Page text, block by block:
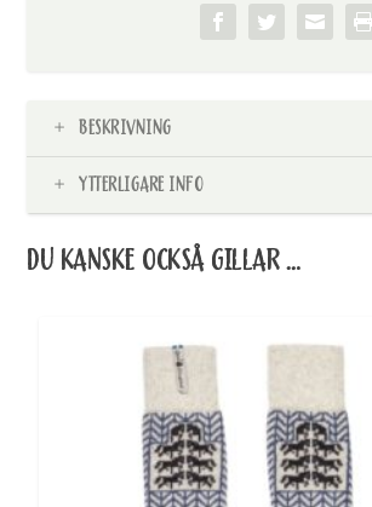
BESKRIVNING
YTTERLIGARE INFO
DU KANSKE OCKSÅ GILLAR …